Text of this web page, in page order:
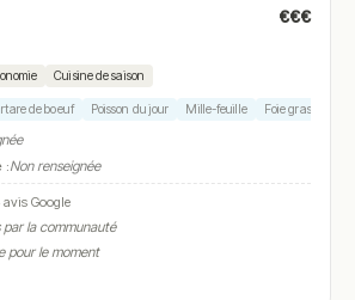
€€€
Cuisine de saison
de boeuf Poisson du jour Mille-feuille Foie gras
:Non renseignée
avis Google
par la communauté
pour le moment